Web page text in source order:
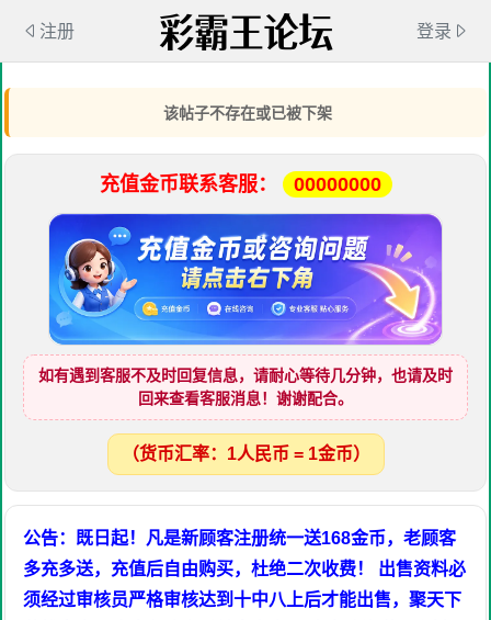
注册 登录
该帖子不存在或已被下架
充值金币联系客服： 00000000
如有遇到客服不及时回复信息，请耐心等待几分钟，也请及时
回来查看客服消息！谢谢配合。
（货币汇率：1人民币 = 1金币）
公告：既日起！凡是新顾客注册统一送168金币，老顾客
多充多送，充值后自由购买，杜绝二次收费！ 出售资料必
须经过审核员严格审核达到十中八上后才能出售，聚天下